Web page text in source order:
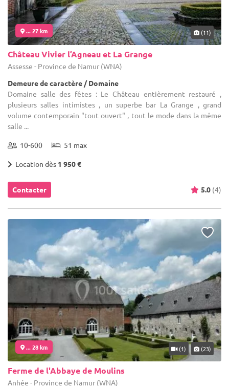
... 27 km (11)
Château Vivier l’Agneau et La Grange
Assesse - Province de Namur (WNA)
Demeure de caractère / Domaine
Domaine salle des fêtes : Le Château entièrement restauré ,
plusieurs salles intimistes , un superbe bar La Grange , grand
volume contemporain "tout ouvert" , tout le mode dans la même
salle ...
10-600 51 max
Location dès 1 950 €
Contacter 5.0 (4)
... 28 km (1) (23)
Ferme de l'Abbaye de Moulins
Anhée - Province de Namur (WNA)